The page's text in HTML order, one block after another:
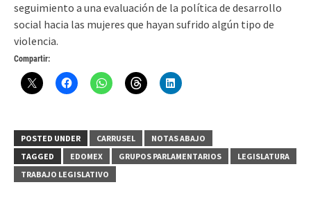
seguimiento a una evaluación de la política de desarrollo
social hacia las mujeres que hayan sufrido algún tipo de
violencia.
Compartir:
POSTED UNDER CARRUSEL
NOTAS ABAJO
TAGGED
EDOMEX GRUPOS PARLAMENTARIOS
LEGISLATURA
TRABAJO LEGISLATIVO